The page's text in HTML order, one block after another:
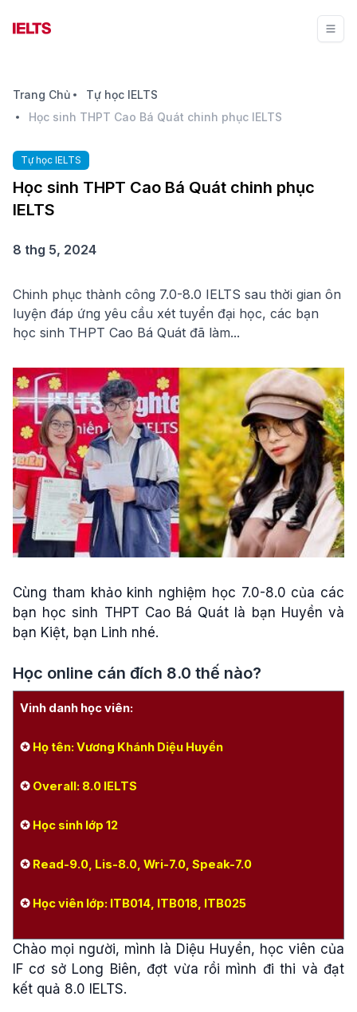
Trang Chủ
Tự học IELTS
Học sinh THPT Cao Bá Quát chinh phục IELTS
Tự học IELTS
Học sinh THPT Cao Bá Quát chinh phục
IELTS
8 thg 5, 2024
Chinh phục thành công 7.0-8.0 IELTS sau thời gian ôn
luyện đáp ứng yêu cầu xét tuyển đại học, các bạn
học sinh THPT Cao Bá Quát đã làm...
Cùng tham khảo kinh nghiệm học 7.0-8.0 của các
bạn học sinh THPT Cao Bá Quát là bạn Huyền và
bạn Kiệt, bạn Linh nhé.
Học online cán đích 8.0 thế nào?
Vinh danh học viên:
✪ Họ tên: Vương Khánh Diệu Huyền
✪ Overall: 8.0 IELTS
✪ Học sinh lớp 12
✪ Read-9.0, Lis-8.0, Wri-7.0, Speak-7.0
✪ Học viên lớp: ITB014, ITB018, ITB025
Chào mọi người, mình là Diệu Huyền, học viên của
IF cơ sở Long Biên, đợt vừa rồi mình đi thi và đạt
kết quả 8.0 IELTS.